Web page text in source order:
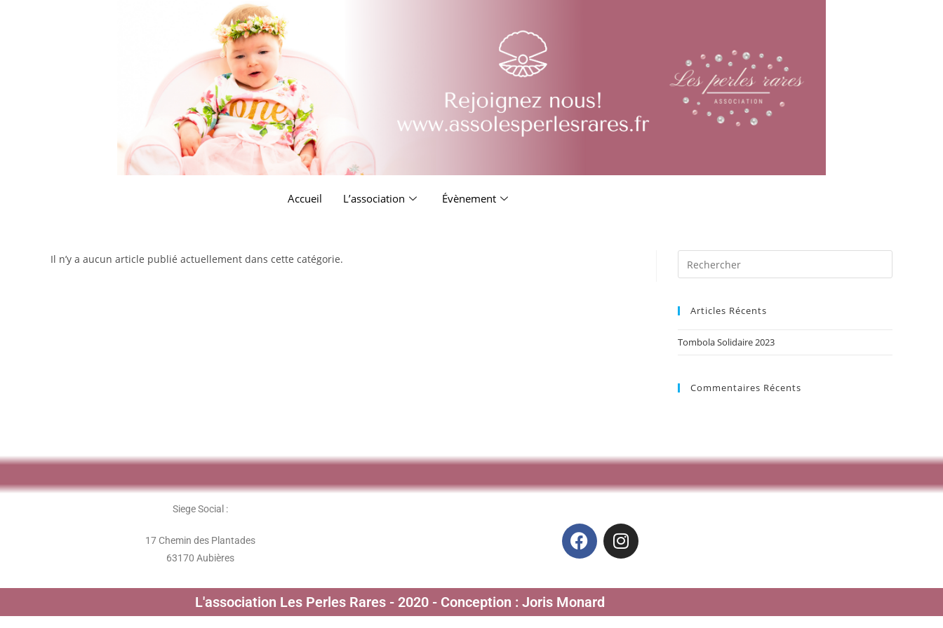
Accueil L’association Évènement
Il n’y a aucun article publié actuellement dans cette catégorie.
Articles Récents
Tombola Solidaire 2023
Commentaires Récents
Siege Social :
17 Chemin des Plantades
63170 Aubières
L'association Les Perles Rares - 2020 - Conception : Joris Monard